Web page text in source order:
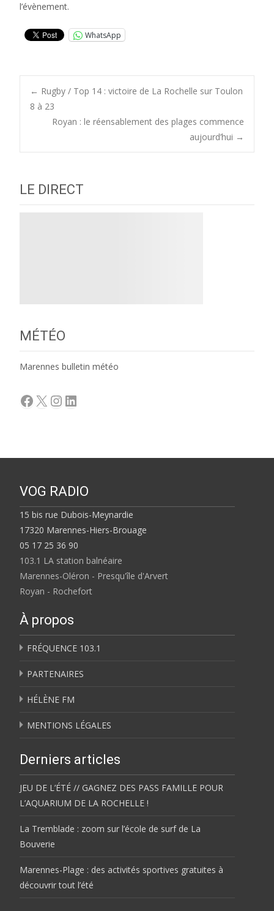
l’évènement.
WhatsApp
Post
navigation
← Rugby / Top 14 : victoire de La Rochelle sur Toulon
8 à 23
Royan : le réensablement des plages commence
aujourd’hui →
LE DIRECT
MÉTÉO
Marennes bulletin météo
Facebook
X Instagram
LinkedIn
VOG RADIO
15 bis rue Dubois-Meynardie
17320 Marennes-Hiers-Brouage
05 17 25 36 90
103.1 LA station balnéaire
Marennes-Oléron - Presqu'île d'Arvert
Royan - Rochefort
À propos
FRÉQUENCE 103.1
PARTENAIRES
HÉLÈNE FM
MENTIONS LÉGALES
Derniers articles
JEU DE L’ÉTÉ // GAGNEZ DES PASS FAMILLE POUR
L’AQUARIUM DE LA ROCHELLE !
La Tremblade : zoom sur l’école de surf de La
Bouverie
Marennes-Plage : des activités sportives gratuites à
découvrir tout l’été